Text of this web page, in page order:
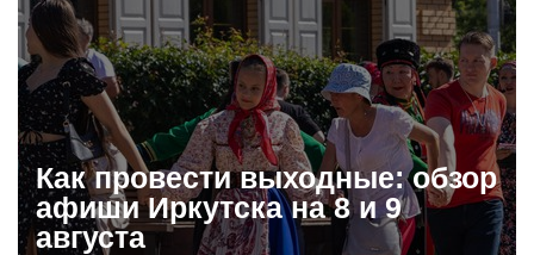
Как провести выходные: обзор
афиши Иркутска на 8 и 9
августа